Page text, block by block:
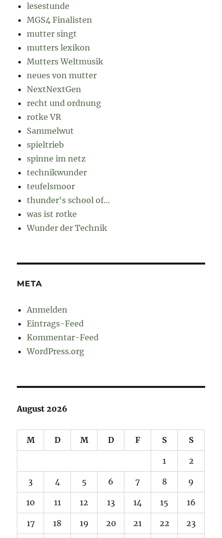
lesestunde
MGS4 Finalisten
mutter singt
mutters lexikon
Mutters Weltmusik
neues von mutter
NextNextGen
recht und ordnung
rotke VR
Sammelwut
spieltrieb
spinne im netz
technikwunder
teufelsmoor
thunder's school of…
was ist rotke
Wunder der Technik
META
Anmelden
Eintrags-Feed
Kommentar-Feed
WordPress.org
August 2026
M D M D F S S
1 2
3 4 5 6 7 8 9
10 11 12 13 14 15 16
17 18 19 20 21 22 23